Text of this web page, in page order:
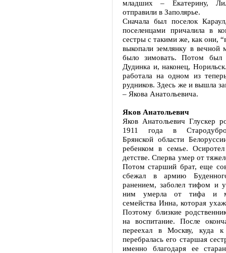
младших – Екатерину,
отправили в Заполярье.
Сначала был поселок
поселенцами причалила в
сестры с такими же, как они,
выкопали землянку в вечной
было зимовать. Потом
Дудинка и, наконец,
работала на одном из
рудников. Здесь же и вышла
– Якова Анатольевича.
Яков Анатольевич
Яков Анатольевич Глускер
1911 года в
Брянской области
ребенком в семье.
детстве. Сперва умер от
Потом старший брат, еще
сбежал в армию
ранением, заболел тифом и
ним умерла от тифа и
семейства Инна, которая
Поэтому близкие
на воспитание. После
переехал в Москву, куда
перебралась его старшая
именно благодаря ее